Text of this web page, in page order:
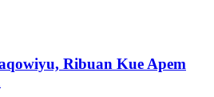
Ribuan Kue Apem